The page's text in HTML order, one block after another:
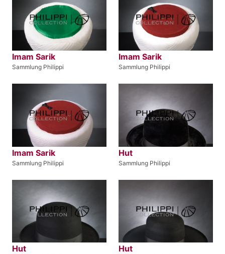
Imam Sarik
Sammlung Philippi
Imam Sarik
Sammlung Philippi
Imam Sarik
Sammlung Philippi
Hut
Sammlung Philippi
Hut Hut